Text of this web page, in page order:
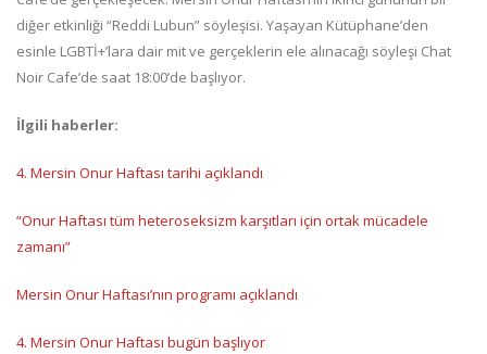
diğer etkinliği “Reddi Lubun” söyleşisi. Yaşayan Kütüphane’den
esinle LGBTİ+’lara dair mit ve gerçeklerin ele alınacağı söyleşi Chat
Noir Cafe’de saat 18:00’de başlıyor.
İlgili haberler:
4. Mersin Onur Haftası tarihi açıklandı
“Onur Haftası tüm heteroseksizm karşıtları için ortak mücadele
zamanı”
Mersin Onur Haftası’nın programı açıklandı
4. Mersin Onur Haftası bugün başlıyor